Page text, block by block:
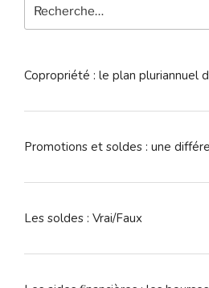
pour
Copropriété : le plan pluriannuel
Promotions et soldes : une
Les soldes : Vrai/Faux